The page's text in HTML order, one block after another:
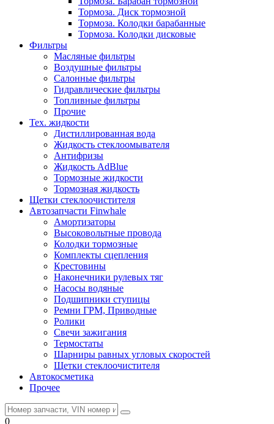
Тормоза. Диск тормозной
Тормоза. Колодки барабанные
Тормоза. Колодки дисковые
Фильтры
Масляные фильтры
Воздушные фильтры
Салонные фильтры
Гидравлические фильтры
Топливные фильтры
Прочие
Тех. жидкости
Дистиллированная вода
Жидкость стеклоомывателя
Антифризы
Жидкость AdBlue
Тормозные жидкости
Тормозная жидкость
Щетки стеклоочистителя
Автозапчасти Finwhale
Амортизаторы
Высоковольтные провода
Колодки тормозные
Комплекты сцепления
Крестовины
Наконечники рулевых тяг
Насосы водяные
Подшипники ступицы
Ремни ГРМ, Приводные
Ролики
Свечи зажигания
Термостаты
Шарниры равных угловых скоростей
Щетки стеклоочистителя
Автокосметика
Прочее
0